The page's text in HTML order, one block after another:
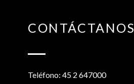
CONTÁCTANOS
Teléfono: 45 2 647000